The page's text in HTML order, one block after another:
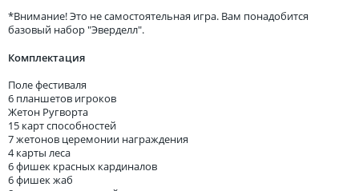
*Внимание! Это не самостоятельная игра. Вам понадобится
базовый набор "Эверделл".
Комплектация
Поле фестиваля
6 планшетов игроков
Жетон Ругворта
15 карт способностей
7 жетонов церемонии награждения
4 карты леса
6 фишек красных кардиналов
6 фишек жаб